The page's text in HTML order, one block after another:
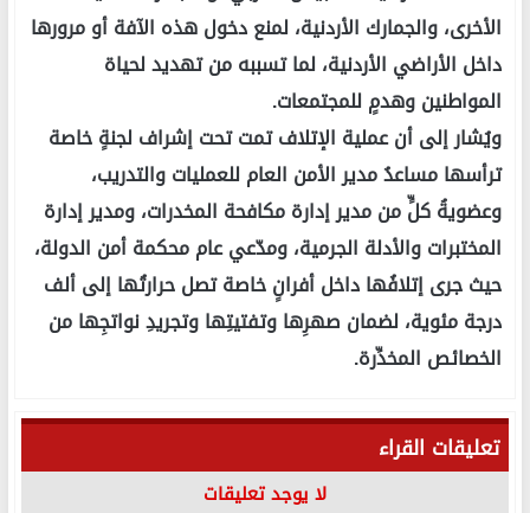
الأخرى، والجمارك الأردنية، لمنع دخول هذه الآفة أو مرورها
داخل الأراضي الأردنية، لما تسببه من تهديد لحياة
المواطنين وهدمٍ للمجتمعات.
ويُشار إلى أن عملية الإتلاف تمت تحت إشراف لجنةٍ خاصة
ترأسها مساعدُ مدير الأمن العام للعمليات والتدريب،
وعضويةُ كلٍّ من مدير إدارة مكافحة المخدرات، ومدير إدارة
المختبرات والأدلة الجرمية، ومدّعي عام محكمة أمن الدولة،
حيث جرى إتلافُها داخل أفرانٍ خاصة تصل حرارتُها إلى ألف
درجة مئوية، لضمان صهرِها وتفتيتِها وتجريدِ نواتجِها من
الخصائص المخدِّرة.
تعليقات القراء
لا يوجد تعليقات